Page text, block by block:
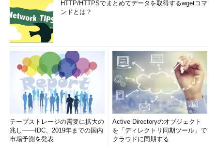
End
Console.WriteLine(after)
' 出力：あいおうえいおあ
文字列から最初に現れた特定の文字列だけを取り除く例（上：C#、下：VB）
カテゴリ： クラスライブラリ 処理対象：文字列
使用ライブラリ：Stringクラス（System名前空間）
関連TIPS： 正規表現を使って文字列から部分文字列を取り除
くには？
HTTP/HTTPSでまとめてデータを取得するwgetコマ
ンドとは？
テープストレージの需要に拡大の
兆し――IDC、2019年までの国内
市場予測を発表
Active Directoryのオブジェクト
を「ディレクトリ同期ツール」で
クラウドに同期する